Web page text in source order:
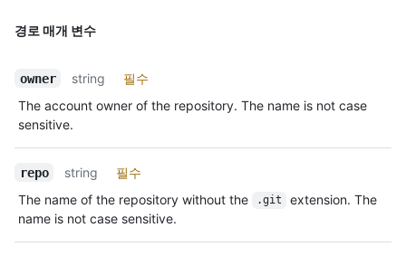
경로 매개 변수
owner string
필수
The account owner of the repository. The name is not case
sensitive.
repo string
필수
The name of the repository without the
.git
extension. The
name is not case sensitive.